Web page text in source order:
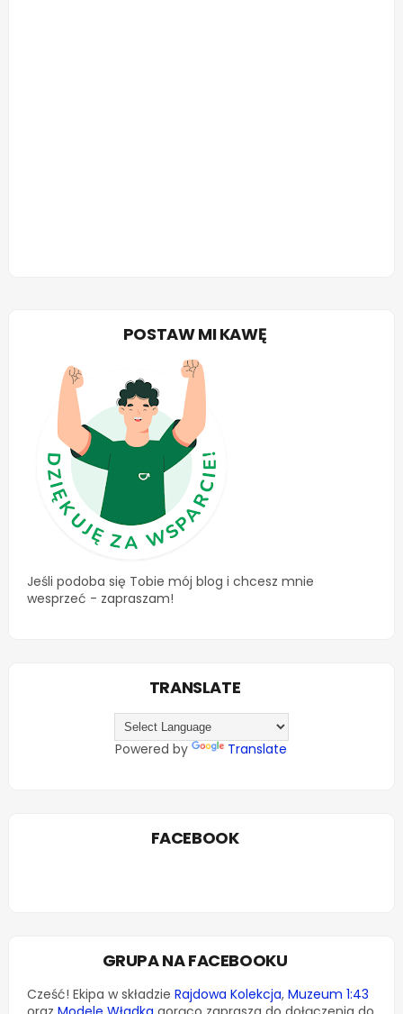
POSTAW MI KAWĘ
Jeśli podoba się Tobie mój blog i chcesz mnie
wesprzeć - zapraszam!
TRANSLATE
Powered by Translate
FACEBOOK
GRUPA NA FACEBOOKU
Cześć! Ekipa w składzie Rajdowa Kolekcja, Muzeum 1:43